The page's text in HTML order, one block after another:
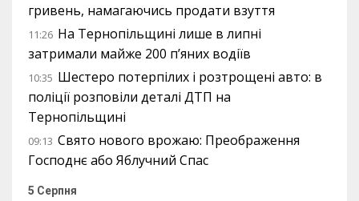
гривень, намагаючись продати взуття
11:26 На Тернопільщині лише в липні
затримали майже 200 п’яних водіїв
10:35 Шестеро потерпілих і розтрощені авто: в
поліції розповіли деталі ДТП на
Тернопільщині
09:13 Свято нового врожаю: Преображення
Господнє або Яблучний Спас
5 Серпня